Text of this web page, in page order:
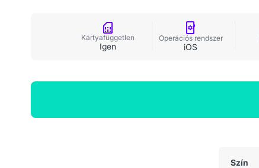
Kártyafüggetlen
Igen
Operációs rendszer
iOS
Szín